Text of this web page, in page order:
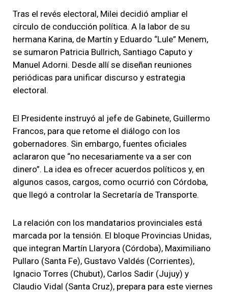
Tras el revés electoral, Milei decidió ampliar el
círculo de conducción política. A la labor de su
hermana Karina, de Martín y Eduardo “Lule” Menem,
se sumaron Patricia Bullrich, Santiago Caputo y
Manuel Adorni. Desde allí se diseñan reuniones
periódicas para unificar discurso y estrategia
electoral.
El Presidente instruyó al jefe de Gabinete, Guillermo
Francos, para que retome el diálogo con los
gobernadores. Sin embargo, fuentes oficiales
aclararon que “no necesariamente va a ser con
dinero”. La idea es ofrecer acuerdos políticos y, en
algunos casos, cargos, como ocurrió con Córdoba,
que llegó a controlar la Secretaría de Transporte.
La relación con los mandatarios provinciales está
marcada por la tensión. El bloque Provincias Unidas,
que integran Martín Llaryora (Córdoba), Maximiliano
Pullaro (Santa Fe), Gustavo Valdés (Corrientes),
Ignacio Torres (Chubut), Carlos Sadir (Jujuy) y
Claudio Vidal (Santa Cruz), prepara para este viernes